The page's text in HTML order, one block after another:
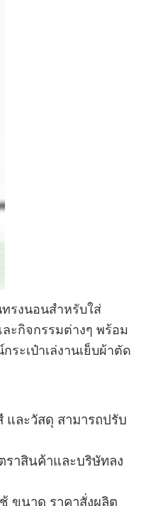
รงนอนสำหรับใส่
ะกิจกรรมต่างๆ พร้อม
ระเป๋าเล่งานเย็บผ้าตัด
ละวัสดุ สามารถปรับ
ราสินค้าและบริษัทลง
ขนาด ราคาสั่งผลิต